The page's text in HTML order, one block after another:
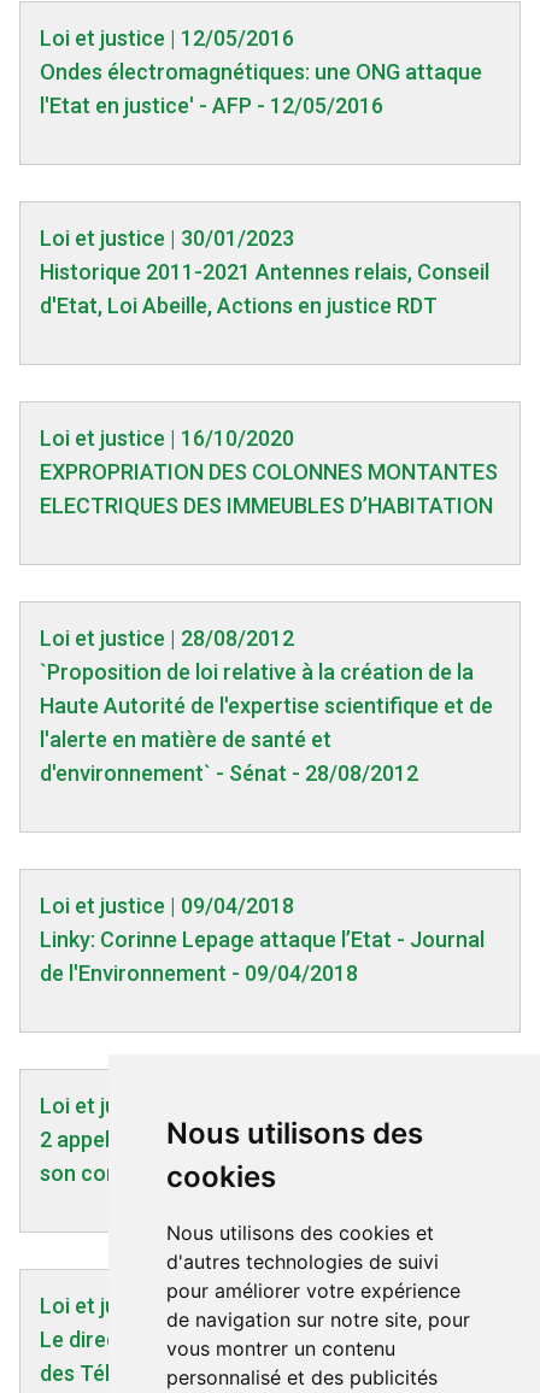
Nous utilisons des
cookies
Nous utilisons des cookies et
d'autres technologies de suivi
pour améliorer votre expérience
de navigation sur notre site, pour
vous montrer un contenu
personnalisé et des publicités
Loi et justice | 12/05/2016
Ondes électromagnétiques: une ONG attaque
l'Etat en justice' - AFP - 12/05/2016
Loi et justice | 30/01/2023
Historique 2011-2021 Antennes relais, Conseil
d'Etat, Loi Abeille, Actions en justice RDT
Loi et justice | 16/10/2020
EXPROPRIATION DES COLONNES MONTANTES
ELECTRIQUES DES IMMEUBLES D’HABITATION
Loi et justice | 28/08/2012
`Proposition de loi relative à la création de la
Haute Autorité de l'expertise scientifique et de
l'alerte en matière de santé et
d'environnement` - Sénat - 28/08/2012
Loi et justice | 09/04/2018
Linky: Corinne Lepage attaque l’Etat - Journal
de l'Environnement - 09/04/2018
Loi et justice | 22/11/2022
2 appels : à agir/ à témoigner envers Enedis et
son comportement
Loi et justice | 22/06/2020
Le directeur général de la Fédération française
des Télécoms annonce que des antennes